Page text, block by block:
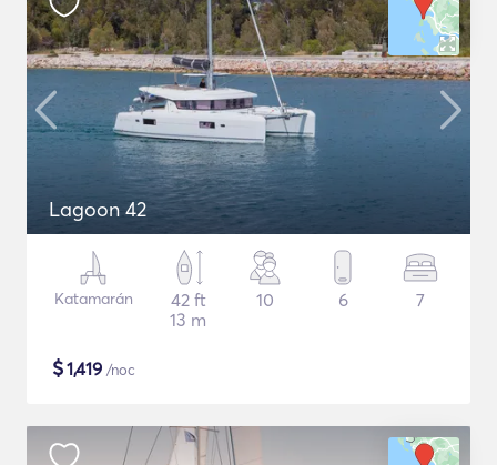
Lagoon 42
Katamarán
42 ft
13 m
10 6 7
$1,419 /noc